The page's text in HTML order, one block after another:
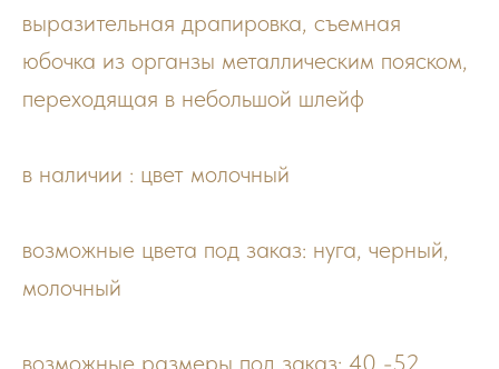
выразительная драпировка, съемная
юбочка из органзы металлическим пояском,
переходящая в небольшой шлейф
в наличии : цвет молочный
возможные цвета под заказ: нуга, черный,
молочный
возможные размеры под заказ: 40 -52